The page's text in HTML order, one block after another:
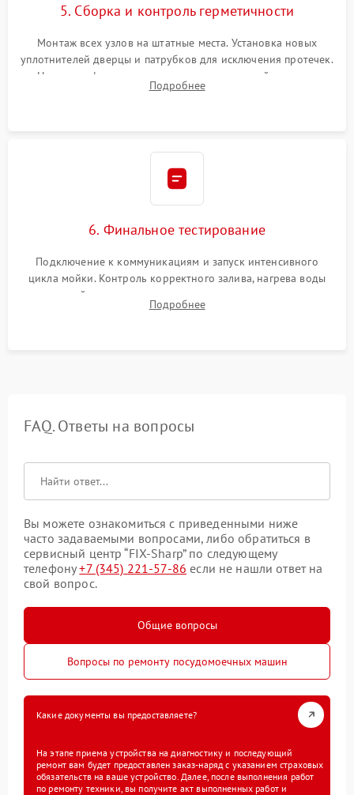
5. Сборка и контроль герметичности
Монтаж всех узлов на штатные места. Установка новых
уплотнителей дверцы и патрубков для исключения протечек.
Надежная фиксация хомутов гидравлической системы,
сборка корпуса и установка датчика поплавка.
Подробнее
6. Финальное тестирование
Подключение к коммуникациям и запуск интенсивного
цикла мойки. Контроль корректного залива, нагрева воды
до нужной температуры, отсутствия посторонних шумов,
штатного слива и абсолютной сухости в поддоне.
Подробнее
FAQ. Ответы на вопросы
Вы можете ознакомиться с приведенными ниже
часто задаваемыми вопросами, либо обратиться в
сервисный центр “FIX-Sharp” по следующему
телефону+7 (345) 221-57-86 если не нашли ответ на
свой вопрос.
Общие вопросы
Вопросы по ремонту посудомоечных машин
Какие документы вы предоставляете?
На этапе приема устройства на диагностику и последующий
ремонт вам будет предоставлен заказ-наряд с указанием страховых
обязательств на ваше устройство. Далее, после выполнения работ
по ремонту техники, вы получите акт выполненных работ и